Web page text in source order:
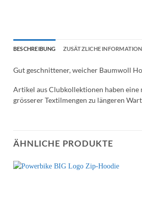
BESCHREIBUNG ZUSÄTZLICHE
Gut geschnittener, weicher Baumwoll
Artikel aus Clubkollektionen haben eine
grösserer Textilmengen zu längeren
ÄHNLICHE PRODUKTE